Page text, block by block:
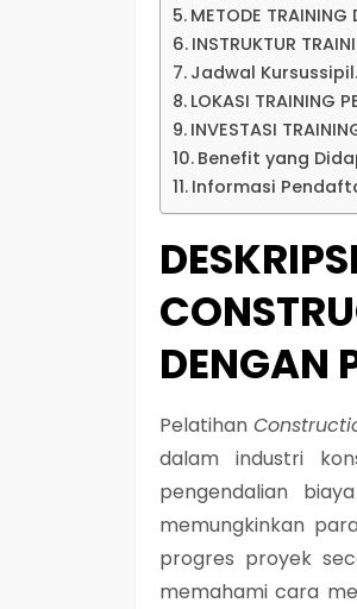
METODE TRAINING
INSTRUKTUR
Jadwal
LOKASI TRAINING
INVESTASI
Benefit yang
Informasi
DENGAN
Pelatihan
dalam industri
pengendalian
memungkinkan
progres proyek
memahami cara